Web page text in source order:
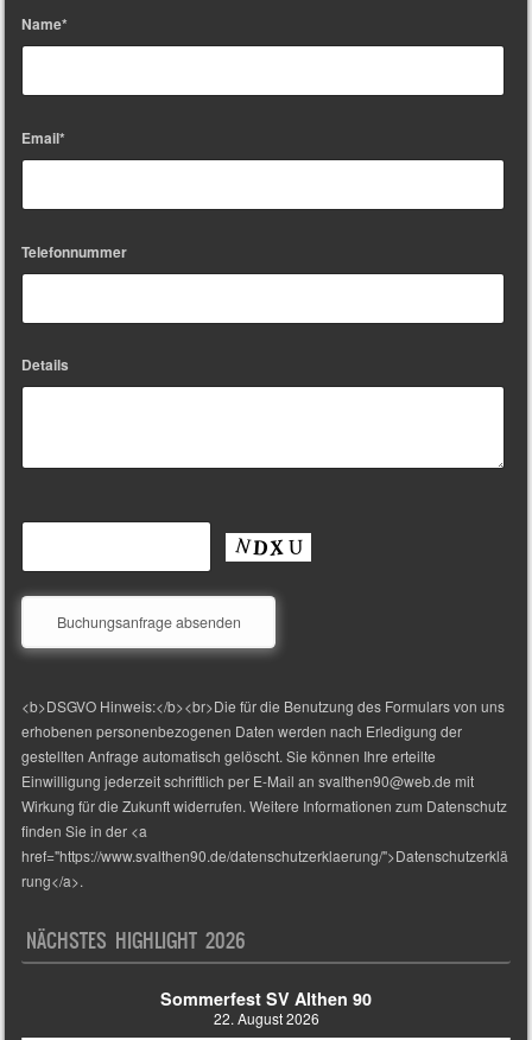
Name*
Email*
Telefonnummer
Details
<b>DSGVO Hinweis:</b><br>Die für die Benutzung des Formulars von uns
erhobenen personenbezogenen Daten werden nach Erledigung der
gestellten Anfrage automatisch gelöscht. Sie können Ihre erteilte
Einwilligung jederzeit schriftlich per E-Mail an svalthen90@web.de mit
Wirkung für die Zukunft widerrufen. Weitere Informationen zum Datenschutz
finden Sie in der <a
href="https://www.svalthen90.de/datenschutzerklaerung/">Datenschutzerklä
rung</a>.
NÄCHSTES HIGHLIGHT 2026
Sommerfest SV Althen 90
22. August 2026